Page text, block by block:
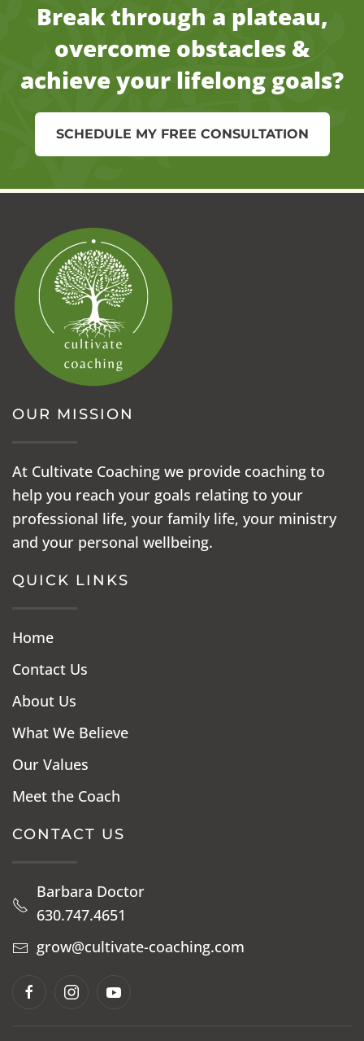
Break through a plateau,
overcome obstacles &
achieve your lifelong goals?
SCHEDULE MY FREE CONSULTATION
OUR MISSION
At Cultivate Coaching we provide coaching to
help you reach your goals relating to your
professional life, your family life, your ministry
and your personal wellbeing.
QUICK LINKS
Home
Contact Us
About Us
What We Believe
Our Values
Meet the Coach
CONTACT US
Barbara Doctor
630.747.4651
grow@cultivate-coaching.com